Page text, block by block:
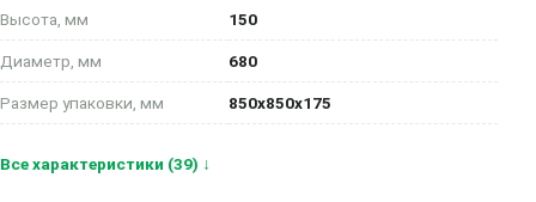
Высота, мм 150
Диаметр, мм 680
Размер упаковки, мм 850x850x175
Все характеристики (39) ↓